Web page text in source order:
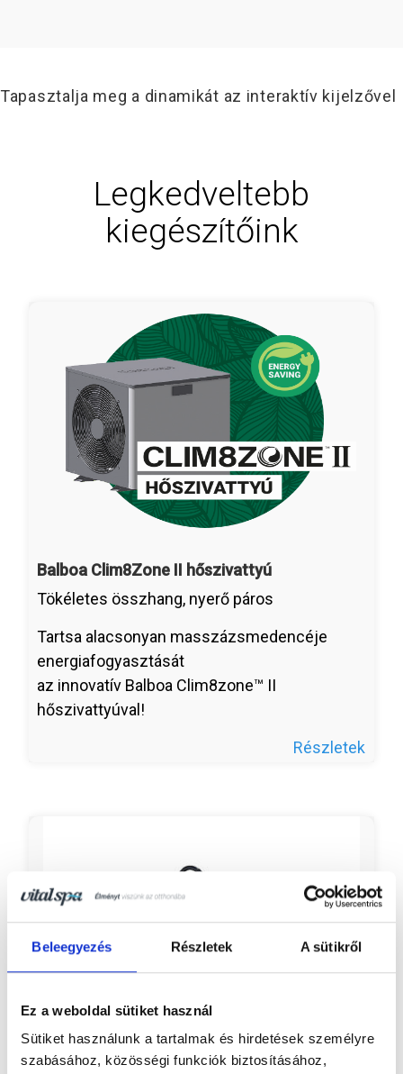
Beleegyezés Részletek A sütikről
Ez a weboldal sütiket használ
Sütiket használunk a tartalmak és hirdetések személyre
szabásához, közösségi funkciók biztosításához,
Tapasztalja meg a dinamikát az interaktív kijelzővel
Legkedveltebb
kiegészítőink
Balboa Clim8Zone II hőszivattyú
Tökéletes összhang, nyerő páros
Tartsa alacsonyan masszázsmedencéje
energiafogyasztását
az innovatív Balboa Clim8zone™ II
hőszivattyúval!
Részletek